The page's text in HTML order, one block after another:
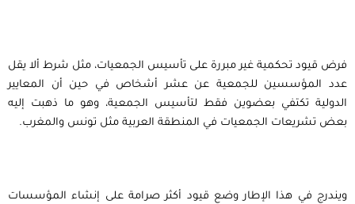
فرض قيود تحكمية غير مبررة على تأسيس الجمعيات، مثل شرط ألا يقل
عدد المؤسسين للجمعية عن عشر أشخاص في حين أن المعايير
الدولية تكتفي بعضوين فقط لتأسيس الجمعية، وهو ما ذهبت إليه
بعض تشريعات الجمعيات في المنطقة العربية مثل تونس والمغرب.
ويندرج في هذا الإطار وضع قيود أكثر صرامة على إنشاء المؤسسات